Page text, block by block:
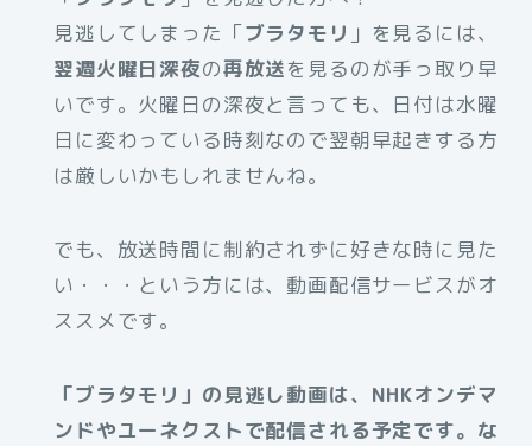
見逃してしまった「ブラタモリ 」を見るには、
翌週火曜日深夜の再放送を見るのが手っ取り早
いです。火曜日の深夜と言っても、日付は水曜
日に変わっている時刻なので翌朝早起きする方
は厳しいかもしれませんね。
でも、放送時間に制約されずに好きな時に見た
い・・・という方には、動画配信サービスがオ
ススメです。
「ブラタモリ」の見逃し動画は、NHKオンデマ
ンドやユーネクストで配信される予定です。な